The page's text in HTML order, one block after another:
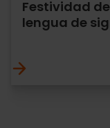
Festividad
lengua de